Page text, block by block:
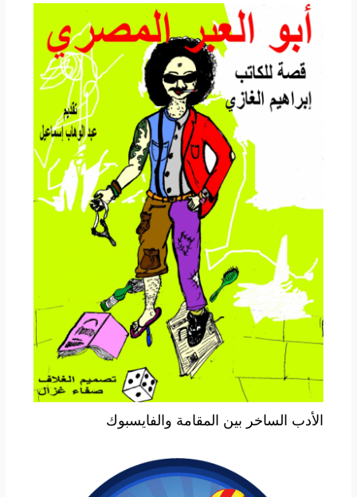
الأدب الساخر بين المقامة والفايسبوك